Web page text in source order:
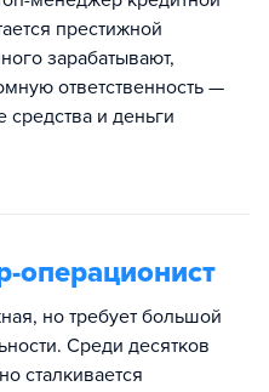
престижной
зарабатывают,
ответственность —
средства и деньги
операционист
но требует большой
Среди десятков
сталкивается